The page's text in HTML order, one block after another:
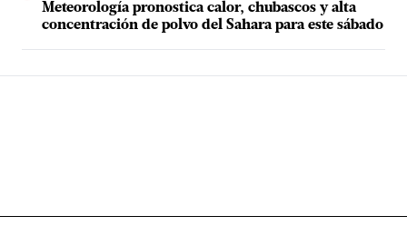
Meteorología pronostica calor, chubascos y alta
concentración de polvo del Sahara para este sábado